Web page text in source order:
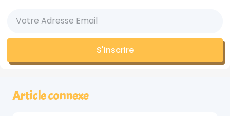
S'inscrire
Article connexe